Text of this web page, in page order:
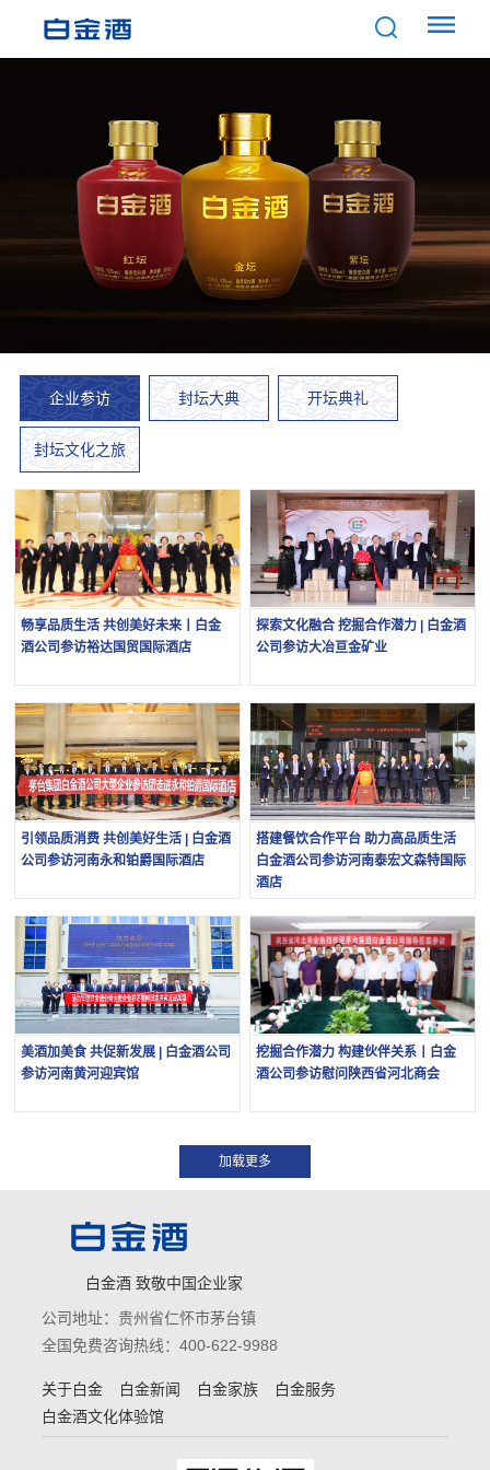
企业参访 封坛大典 开坛典礼
封坛文化之旅
畅享品质生活 共创美好未来丨白金
酒公司参访裕达国贸国际酒店
探索文化融合 挖掘合作潜力 | 白金酒
公司参访大冶亘金矿业
引领品质消费 共创美好生活 | 白金酒
公司参访河南永和铂爵国际酒店
搭建餐饮合作平台 助力高品质生活
白金酒公司参访河南泰宏文森特国际
酒店
美酒加美食 共促新发展 | 白金酒公司
参访河南黄河迎宾馆
挖掘合作潜力 构建伙伴关系丨白金
酒公司参访慰问陕西省河北商会
白金酒 致敬中国企业家
公司地址：贵州省仁怀市茅台镇
全国免费咨询热线：400-622-9988
关于白金 白金新闻 白金家族
白金服务
白金酒文化体验馆